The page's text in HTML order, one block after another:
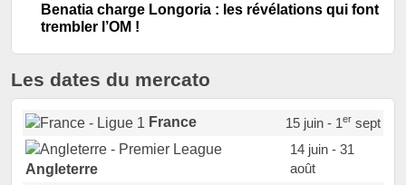
Benatia charge Longoria : les révélations qui font
trembler l’OM !
Les dates du mercato
France 15 juin - 1ersept
Angleterre
14 juin - 31
août